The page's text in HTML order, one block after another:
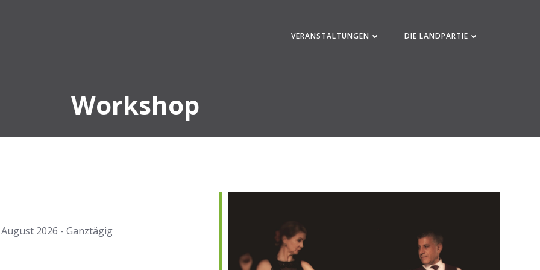
VERANSTALTUNGEN DIE LANDPARTIE
Workshop
2026 - Ganztägig